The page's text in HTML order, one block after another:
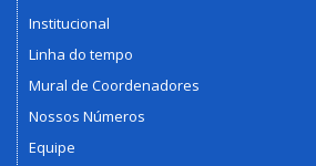
Institucional
Linha do tempo
Mural de Coordenadores
Nossos Números
Equipe